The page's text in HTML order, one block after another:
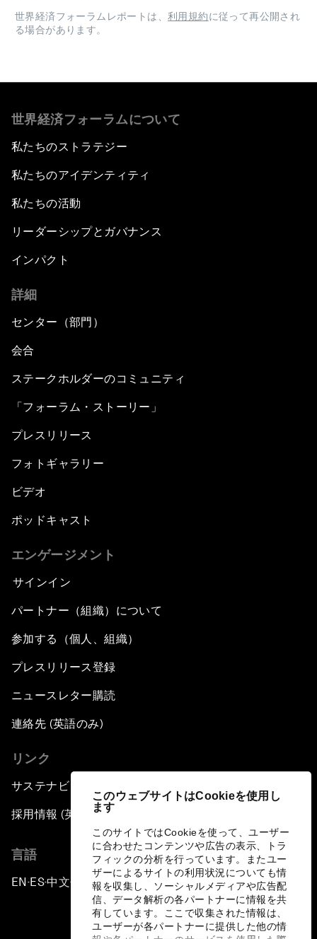
このウェブサイトはCookieを使用し
ます
このサイトではCookieを使って、ユーザー
に合わせたコンテンツや広告の表示、トラ
フィックの分析を行っています。またユー
ザーによるサイトの利用状況についても情
報を収集し、ソーシャルメディアや広告配
信、データ解析の各パートナーに情報を共
有しています。ここで収集された情報は、
ユーザーが各パートナーに提供した他の情
世界経済フォーラムレポートは、 利用規約に従って再公開され
る場合があります。
世界経済フォーラムについて
私たちのストラテジー
私たちのアイデンティティ
私たちの活動
リーダーシップとガバナンス
インパクト
詳細
センター（部門）
会合
ステークホルダーのコミュニティ
「フォーラム・ストーリー」
プレスリリース
フォトギャラリー
ビデオ
ポッドキャスト
エンゲージメント
サインイン
パートナー（組織）について
参加する（個人、組織）
プレスリリース登録
ニュースレター購読
連絡先 (英語のみ)
リンク
サステナビリティへの取り組み
採用情報 (英語のみ)
言語
EN ▪ ES▪中文▪ 日本語